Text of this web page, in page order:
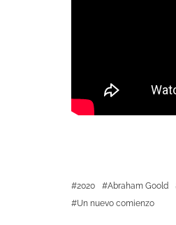
2020 Abraham Goold
Un nuevo comienzo